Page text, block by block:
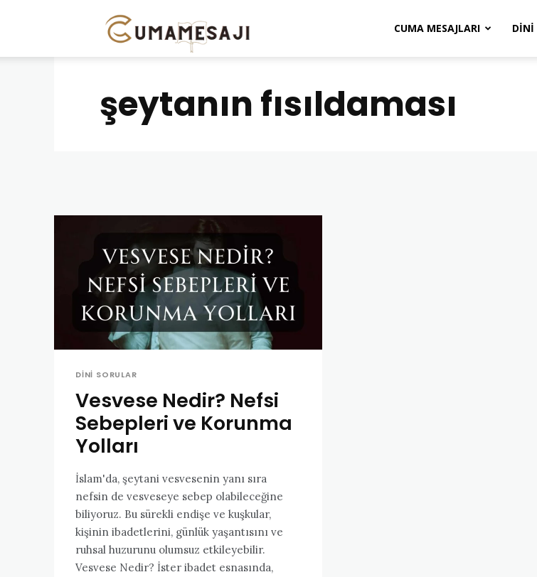
CUMA MESAJLARI DINI
şeytanın fısıldaması
DINI SORULAR
Vesvese Nedir? Nefsi
Sebepleri ve Korunma
Yolları
İslam'da, şeytani vesvesenin yanı sıra
nefsin de vesveseye sebep olabileceğine
biliyoruz. Bu sürekli endişe ve kuşkular,
kişinin ibadetlerini, günlük yaşantısını ve
ruhsal huzurunu olumsuz etkileyebilir.
Vesvese Nedir? İster ibadet esnasında,